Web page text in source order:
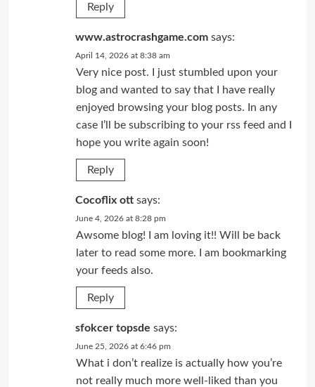
Reply
www.astrocrashgame.com says:
April 14, 2026 at 8:38 am
Very nice post. I just stumbled upon your
blog and wanted to say that I have really
enjoyed browsing your blog posts. In any
case I’ll be subscribing to your rss feed and I
hope you write again soon!
Reply
Cocoflix ott says:
June 4, 2026 at 8:28 pm
Awsome blog! I am loving it!! Will be back
later to read some more. I am bookmarking
your feeds also.
Reply
sfokcer topsde says:
June 25, 2026 at 6:46 pm
What i don’t realize is actually how you’re
not really much more well-liked than you